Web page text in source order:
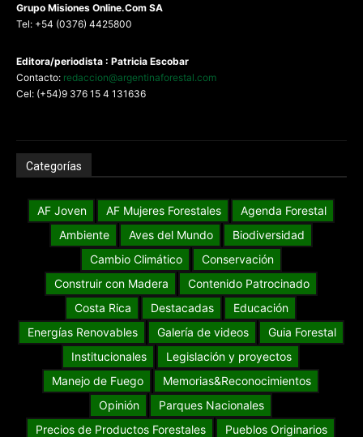
Grupo Misiones Online.Com SA
Tel: +54 (0376) 4425800
Editora/periodista : Patricia Escobar
Contacto: redaccion@argentinaforestal.com
Cel: (+54)9 376 15 4 131636
Categorías
AF Joven AF Mujeres Forestales
Agenda Forestal
Ambiente
Aves del Mundo
Biodiversidad
Cambio Climático
Conservación
Construir con Madera
Contenido Patrocinado
Costa Rica
Destacadas
Educación
Energías Renovables
Galería de videos
Guia Forestal
Institucionales
Legislación y proyectos
Manejo de Fuego
Memorias&Reconocimientos
Opinión
Parques Nacionales
Precios de Productos Forestales
Pueblos Originarios